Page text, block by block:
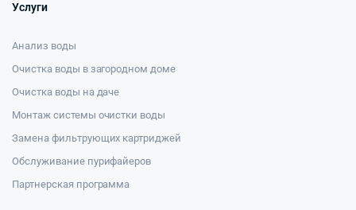
Услуги
Анализ воды
Очистка воды в загородном доме
Очистка воды на даче
Монтаж системы очистки воды
Замена фильтрующих картриджей
Обслуживание пурифайеров
Партнерская программа